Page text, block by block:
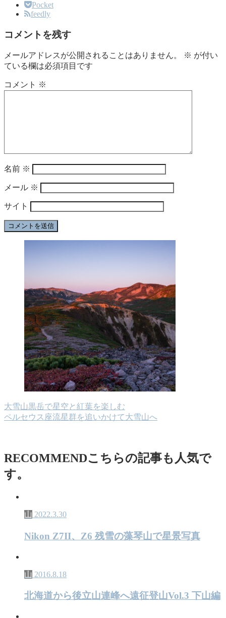
Pocket
feedly
コメントを残す
メールアドレスが公開されることはありません。 ※ が付い
ている欄は必須項目です
コメント ※
名前 ※
メール ※
サイト
大雪山黒岳で星空と紅葉を楽しむ
ペルセウス座流星群を追いかけて大雪山へ
RECOMMENDこちらの記事も人気で
す。
山 2022.3.30
Nikon Z7II、Z6 残雪の藻琴山で星景写真
山 2016.8.18
北海道から後立山連峰へ遠征登山Vol.3 下山編